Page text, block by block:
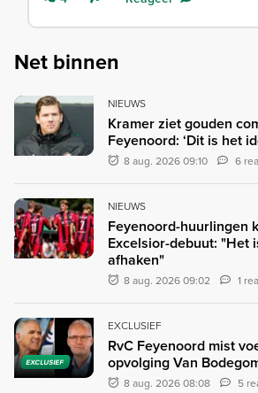
Net binnen
NIEUWS
Kramer ziet gouden
Feyenoord: ‘Dit is het
8 aug. 2026 09:10 6
NIEUWS
Feyenoord-huurlingen
Excelsior-debuut: "Het
afhaken"
8 aug. 2026 09:02 1
EXCLUSIEF
EXCLUSIEF
RvC Feyenoord mist
opvolging Van
8 aug. 2026 08:08 5